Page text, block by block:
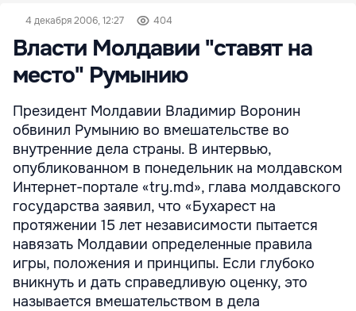
4 декабря 2006, 12:27 404
Власти Молдавии "ставят на
место" Румынию
Президент Молдавии Владимир Воронин
обвинил Румынию во вмешательстве во
внутренние дела страны. В интервью,
опубликованном в понедельник на молдавском
Интернет-портале «try.md», глава молдавского
государства заявил, что «Бухарест на
протяжении 15 лет независимости пытается
навязать Молдавии определенные правила
игры, положения и принципы. Если глубоко
вникнуть и дать справедливую оценку, это
называется вмешательством в дела